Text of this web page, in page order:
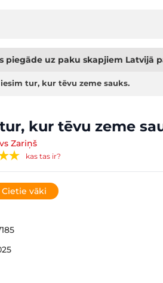
piegāde uz paku skapjiem Latvijā
iesim tur, kur tēvu zeme sauks.
kur tēvu zeme
Zariņš
kas tas ir?
Cietie vāki